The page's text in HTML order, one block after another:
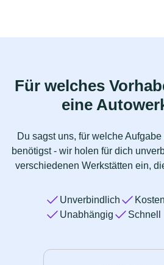
Für welches
eine
Du sagst uns, für welche
benötigst - wir holen für dich
verschiedenen Werkstätten ein,
Unverbindlich
Unabhängig
Schnell